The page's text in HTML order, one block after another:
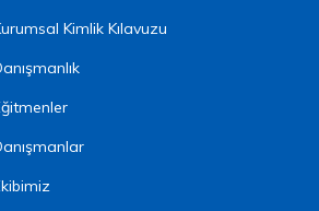
Kimlik Kılavuzu